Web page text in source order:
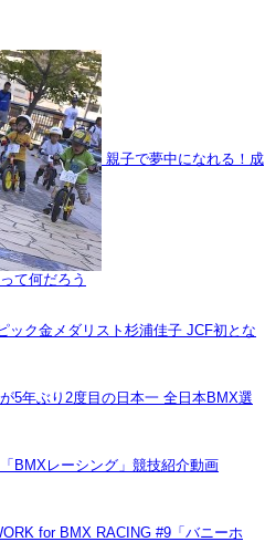
親子で夢中になれる！成
て何だろう
ック金メダリスト杉浦佳子 JCF初とな
5年ぶり2度目の日本一 全日本BMX選
BMXレーシング」競技紹介動画
for BMX RACING #9「バニーホ